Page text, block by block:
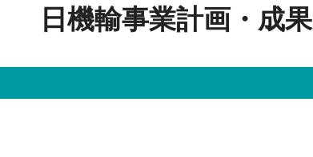
日機輸事業計画・成果